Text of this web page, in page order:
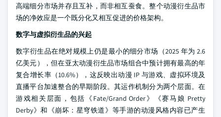
高端细分市场并存且互补，而非相互蚕食。整个动漫衍生品市
场的净效应是一个既分化又相互促进的价格架构。
数字与虚拟衍生品的兴起
数字衍生品在绝对规模上仍是最小的细分市场（2025 年为 2.6
亿美元），但在亚太动漫衍生品市场组合中预计拥有最高的年
复合增长率（10.6%），这反映出动漫 IP 与游戏、虚拟环境及
直播平台加速整合的早期阶段。其运作机制分为两个层面。在
游戏相关层面，包括《Fate/Grand Order》《赛马娘 Pretty
Derby》和《崩坏：星穹铁道》等手游的动漫风格内容已产生